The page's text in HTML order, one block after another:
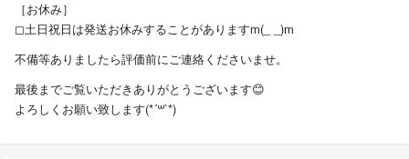
［お休み］
◻︎土日祝日は発送お休みすることがありますm(_ _)m
不備等ありましたら評価前にご連絡くださいませ。
最後までご覧いただきありがとうございます😊
よろしくお願い致します(*´꒳`*)